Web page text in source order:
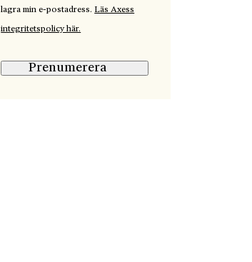
lagra min e-postadress. Läs Axess
integritetspolicy här.
Prenumerera